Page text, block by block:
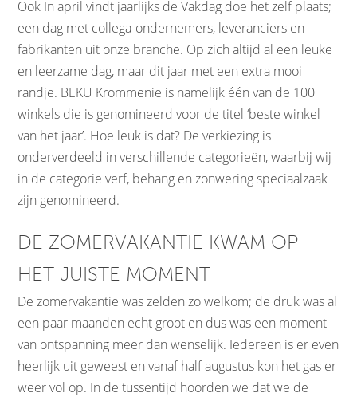
Ook In april vindt jaarlijks de Vakdag doe het zelf plaats;
een dag met collega-ondernemers, leveranciers en
fabrikanten uit onze branche. Op zich altijd al een leuke
en leerzame dag, maar dit jaar met een extra mooi
randje. BEKU Krommenie is namelijk één van de 100
winkels die is genomineerd voor de titel ‘beste winkel
van het jaar’. Hoe leuk is dat? De verkiezing is
onderverdeeld in verschillende categorieën, waarbij wij
in de categorie verf, behang en zonwering speciaalzaak
zijn genomineerd.
DE ZOMERVAKANTIE KWAM OP
HET JUISTE MOMENT
De zomervakantie was zelden zo welkom; de druk was al
een paar maanden echt groot en dus was een moment
van ontspanning meer dan wenselijk. Iedereen is er even
heerlijk uit geweest en vanaf half augustus kon het gas er
weer vol op. In de tussentijd hoorden we dat we de